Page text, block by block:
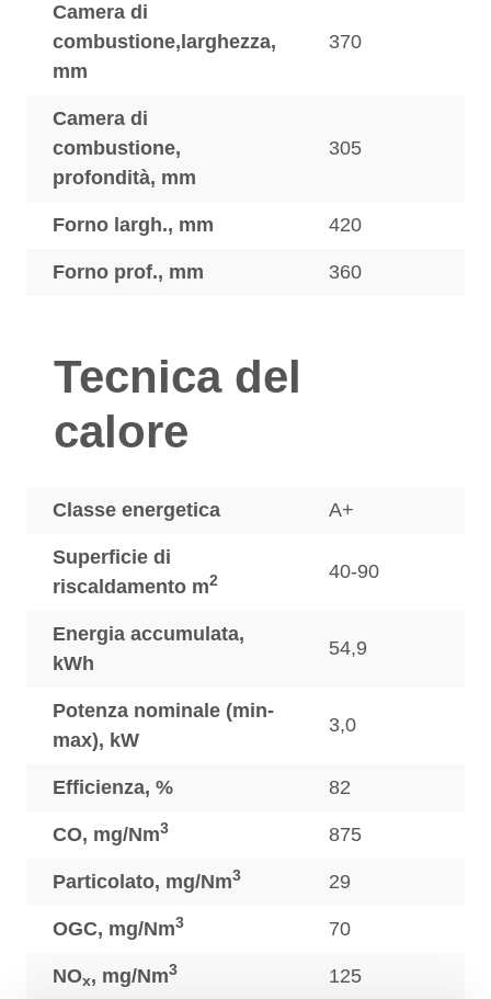
Camera di
combustione,larghezza,
mm
370
Camera di
combustione,
profondità, mm
305
Forno largh., mm 420
Forno prof., mm 360
Tecnica del
calore
Classe energetica A+
Superficie di
riscaldamento m2 40-90
Energia accumulata,
kWh
54,9
Potenza nominale (min-
max), kW
3,0
Efficienza, % 82
CO, mg/Nm3 875
Particolato, mg/Nm3 29
OGC, mg/Nm3 70
NOx, mg/Nm3 125